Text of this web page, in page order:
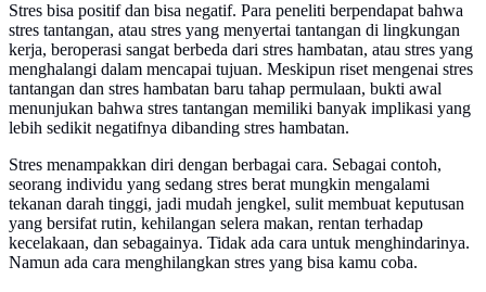
Stres bisa positif dan bisa negatif. Para peneliti berpendapat bahwa
stres tantangan, atau stres yang menyertai tantangan di lingkungan
kerja, beroperasi sangat berbeda dari stres hambatan, atau stres yang
menghalangi dalam mencapai tujuan. Meskipun riset mengenai stres
tantangan dan stres hambatan baru tahap permulaan, bukti awal
menunjukan bahwa stres tantangan memiliki banyak implikasi yang
lebih sedikit negatifnya dibanding stres hambatan.
Stres menampakkan diri dengan berbagai cara. Sebagai contoh,
seorang individu yang sedang stres berat mungkin mengalami
tekanan darah tinggi, jadi mudah jengkel, sulit membuat keputusan
yang bersifat rutin, kehilangan selera makan, rentan terhadap
kecelakaan, dan sebagainya. Tidak ada cara untuk menghindarinya.
Namun ada cara menghilangkan stres yang bisa kamu coba.